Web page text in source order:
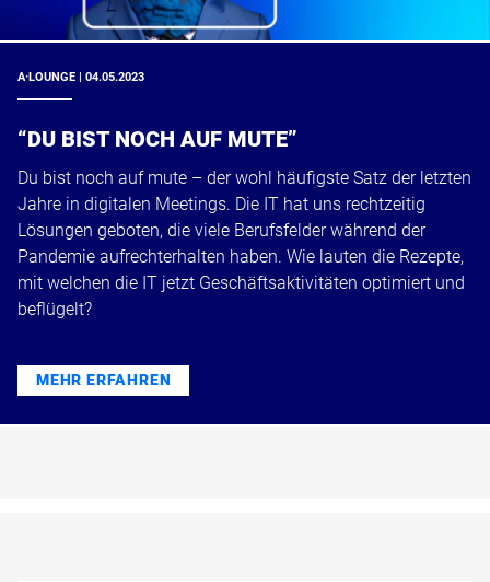
A·LOUNGE | 04.05.2023
“DU BIST NOCH AUF MUTE”
Du bist noch auf mute – der wohl häufigste Satz der letzten
Jahre in digitalen Meetings. Die IT hat uns rechtzeitig
Lösungen geboten, die viele Berufsfelder während der
Pandemie aufrechterhalten haben. Wie lauten die Rezepte,
mit welchen die IT jetzt Geschäftsaktivitäten optimiert und
beflügelt?
MEHR ERFAHREN